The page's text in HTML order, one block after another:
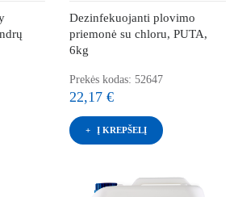
Dezinfekuojanti plovimo
priemonė su chloru, PUTA,
6kg
Prekės kodas: 52647
22,17 €
Į KREPŠELĮ